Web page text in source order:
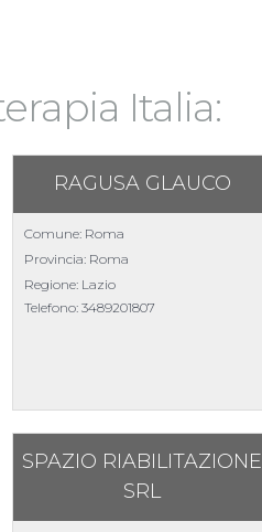
Italia:
RAGUSA GLAUCO
Comune: Roma
Provincia: Roma
Regione: Lazio
Telefono: 3489201807
SPAZIO RIABILITAZIONE
SRL